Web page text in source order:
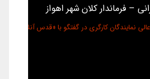
– فرماندار کلان شهر اهواز